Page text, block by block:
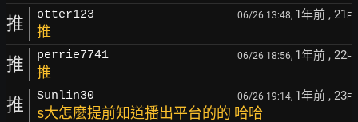
推 otter123 06/26 13:48, 1年前 , 21 F
推
推 perrie7741 06/26 18:56, 1年前 , 22F
推
推 Sunlin30 06/26 19:14, 1年前 , 23F
s大怎麼提前知道播出平台的的 哈哈